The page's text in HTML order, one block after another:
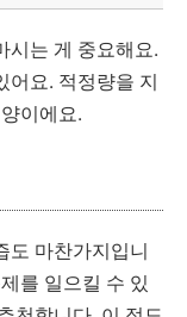
시는 게 중요해요.
어요. 적정량을 지
이에요.
도 마찬가지입니
를 일으킬 수 있